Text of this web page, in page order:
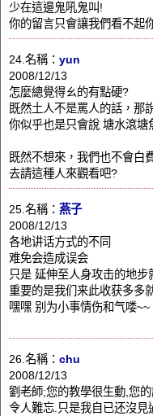
少在這邊鬼吼鬼叫!
你的留言只會讓我們看不起
24.名稱： yun
2008/12/13
怎麼總覺得ㄠ的有點硬?
既然土人不是罵人的話，那
你似乎也是只會說 塘水滾塘
既然不想來，我們也不會白
去請這種人來觀看吧?
25.名稱： 燕子
2008/12/13
各地讲话方式的不同
难免会造成误会
只是 延伸至人身攻击的地步
重要的是我们来此收获多多
嘿嘿 别为小事情伤和气喽~~
26.名稱： chu
2008/12/13
劉老師;您的教學很生動,您
令人難忘.只是我自已还沒